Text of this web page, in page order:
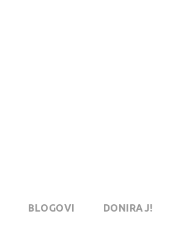
BLOGOVI DONIRAJ!